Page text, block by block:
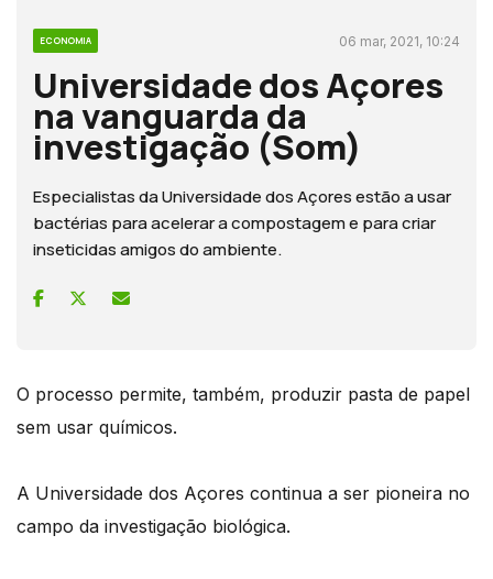
ECONOMIA 06 mar, 2021, 10:24
Universidade dos Açores
na vanguarda da
investigação (Som)
Especialistas da Universidade dos Açores estão a usar
bactérias para acelerar a compostagem e para criar
inseticidas amigos do ambiente.
O processo permite, também, produzir pasta de papel
sem usar químicos.
A Universidade dos Açores continua a ser pioneira no
campo da investigação biológica.